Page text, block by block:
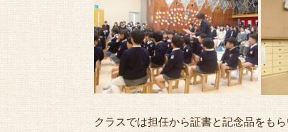
クラスでは担任から証書と記念品をも